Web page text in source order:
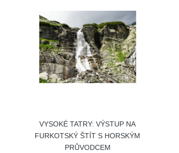
VYSOKÉ TATRY: VÝSTUP NA
FURKOTSKÝ ŠTÍT S HORSKÝM
PRŮVODCEM